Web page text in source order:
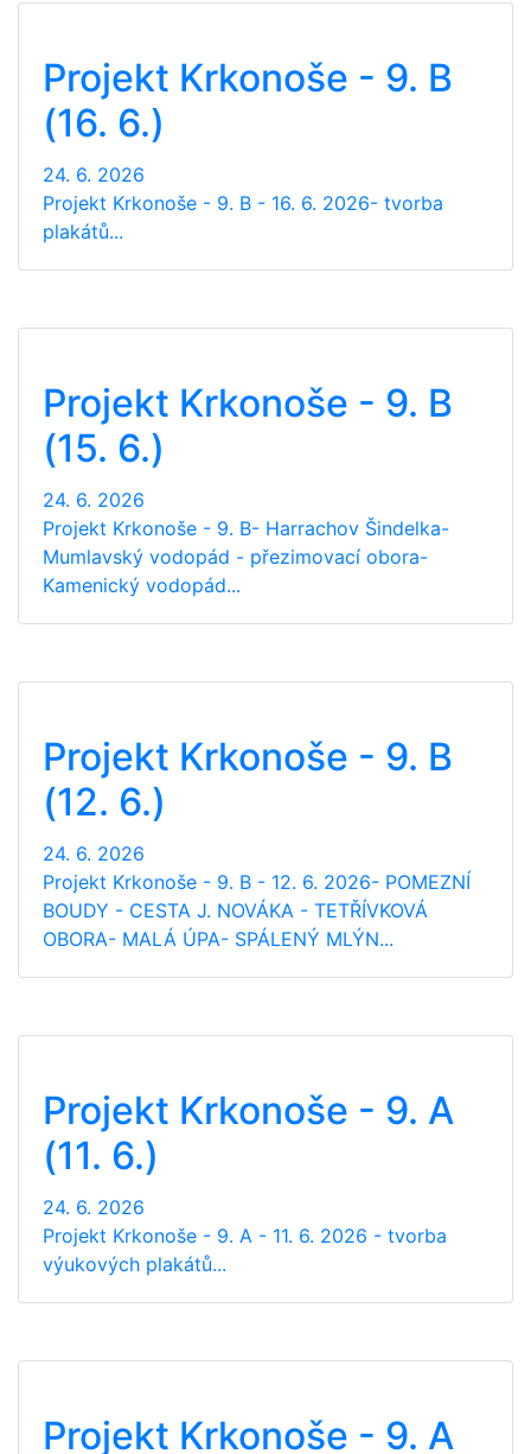
Projekt Krkonoše - 9. B
(16. 6.)
24. 6. 2026
Projekt Krkonoše - 9. B - 16. 6. 2026- tvorba
plakátů...
Projekt Krkonoše - 9. B
(15. 6.)
24. 6. 2026
Projekt Krkonoše - 9. B- Harrachov Šindelka-
Mumlavský vodopád - přezimovací obora-
Kamenický vodopád...
Projekt Krkonoše - 9. B
(12. 6.)
24. 6. 2026
Projekt Krkonoše - 9. B - 12. 6. 2026- POMEZNÍ
BOUDY - CESTA J. NOVÁKA - TETŘÍVKOVÁ
OBORA- MALÁ ÚPA- SPÁLENÝ MLÝN...
Projekt Krkonoše - 9. A
(11. 6.)
24. 6. 2026
Projekt Krkonoše - 9. A - 11. 6. 2026 - tvorba
výukových plakátů...
Projekt Krkonoše - 9. A